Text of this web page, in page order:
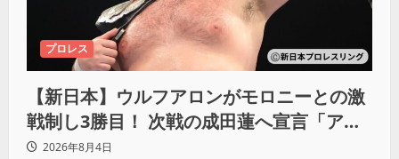
プロレス
【新日本】ウルフアロンがモロニーとの激
戦制し3勝目！ 次戦の成田蓮へ宣言「アイ
ツの王道を俺の王道でぶち壊す」
2026年8月4日